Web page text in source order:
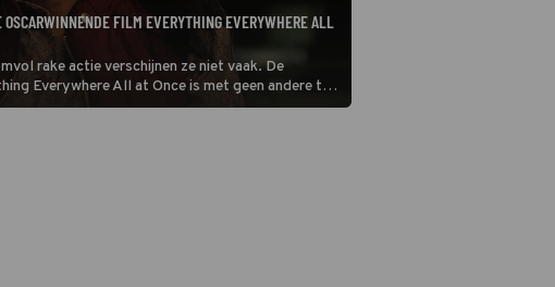
FILM EVERYTHING EVERYWHERE ALL
rake actie verschijnen ze niet vaak. De
Everywhere All at Once is met geen andere te